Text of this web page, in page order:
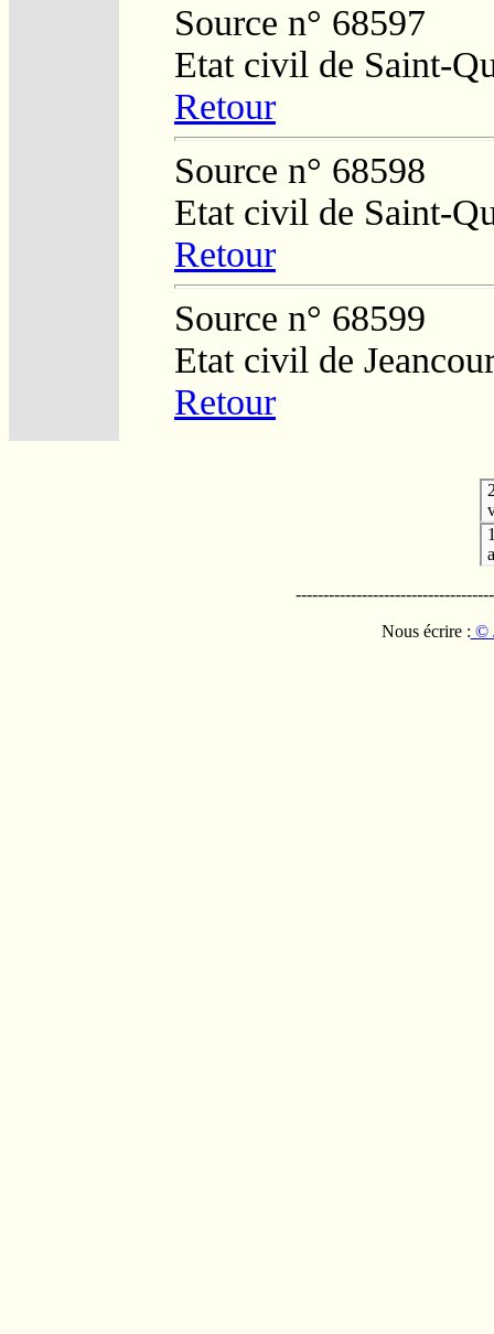
Source n° 68597
Etat civil de Saint-
Retour
Source n° 68598
Etat civil de Saint-
Retour
Source n° 68599
Etat civil de
Retour
Nous écrire : ©